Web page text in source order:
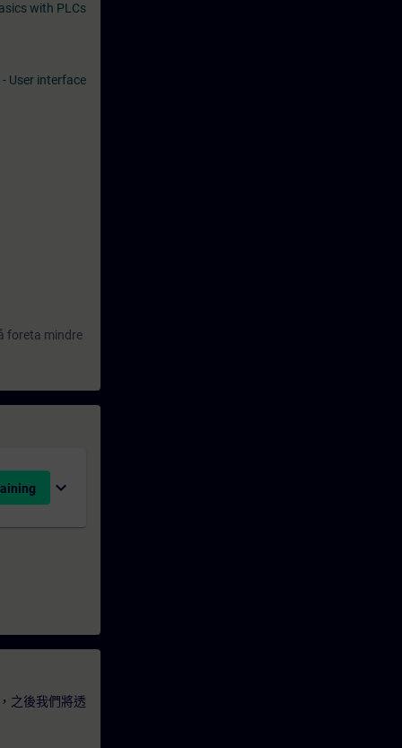
with PLCs
User interface
foreta mindre
expand_more
之後我們將透